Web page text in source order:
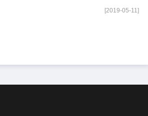
[2019-05-11]